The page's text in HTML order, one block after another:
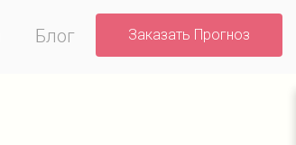
Блог Заказать Прогноз